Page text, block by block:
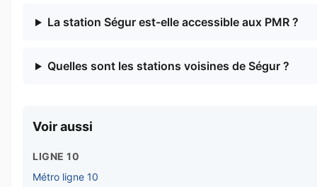
La station Ségur est-elle accessible aux PMR ?
Quelles sont les stations voisines de Ségur ?
Voir aussi
LIGNE 10
Métro ligne 10